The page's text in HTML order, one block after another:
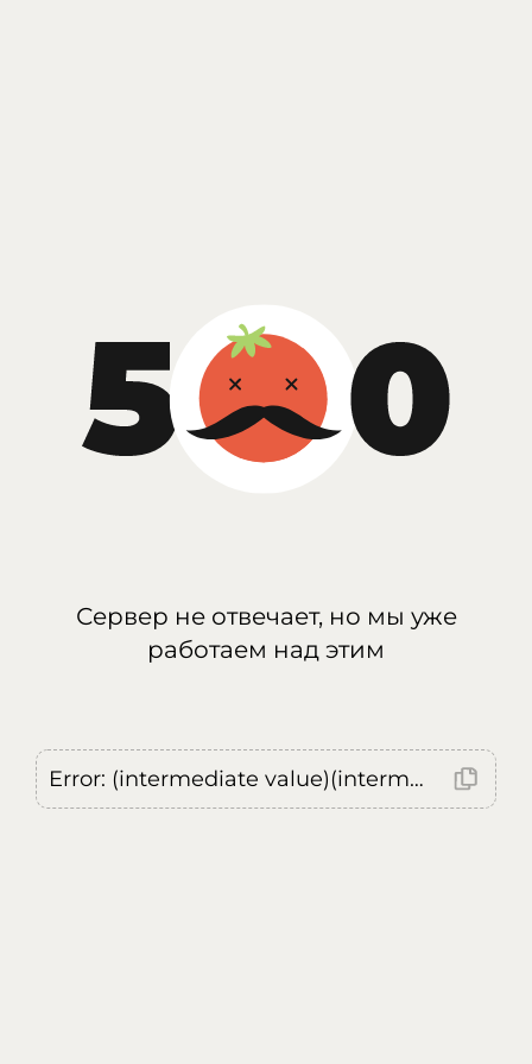
Сервер не отвечает, но мы уже
работаем над этим
Error: (intermediate value)(intermediate value)(intermediate value).replaceAll is not a function